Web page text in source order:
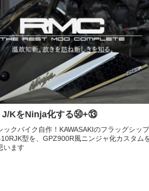
J/KをNinja化する㊿+⑬
ックバイク自作！KAWASAKIのフラッグシップ
型を、GPZ900R風ニンジャ化カスタム
います